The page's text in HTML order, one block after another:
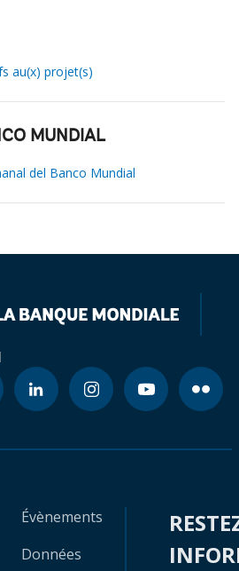
au(x) projet(s)
MUNDIAL
del Banco Mundial
Évènements
Données